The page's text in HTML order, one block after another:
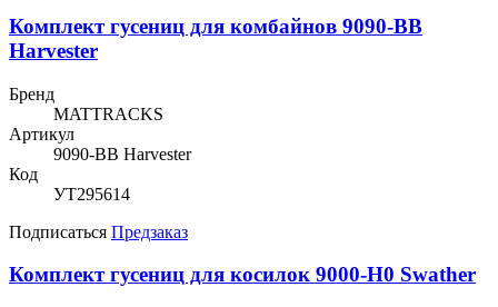
Комплект гусениц для комбайнов 9090-BB
Harvester
Бренд
MATTRACKS
Артикул
9090-BB Harvester
Код
УТ295614
Подписаться Предзаказ
Комплект гусениц для косилок 9000-H0 Swather